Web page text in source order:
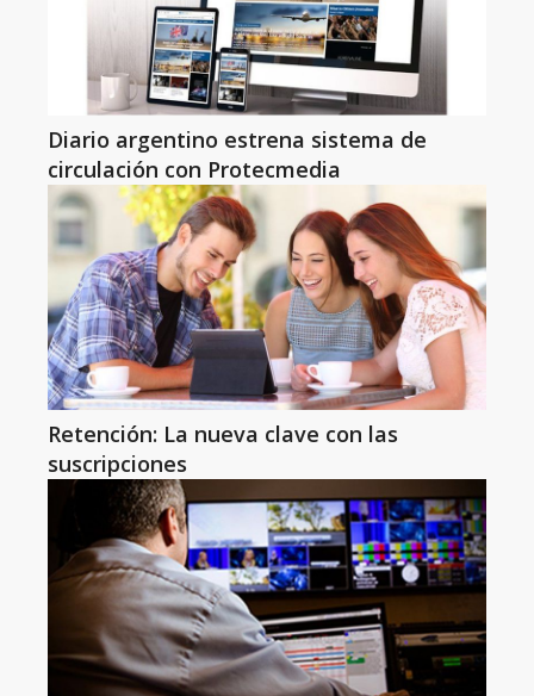
Diario argentino estrena sistema de
circulación con Protecmedia
Retención: La nueva clave con las
suscripciones